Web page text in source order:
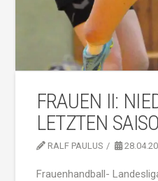
FRAUEN II:
LETZTEN
RALF PAULUS
Frauenhandball-